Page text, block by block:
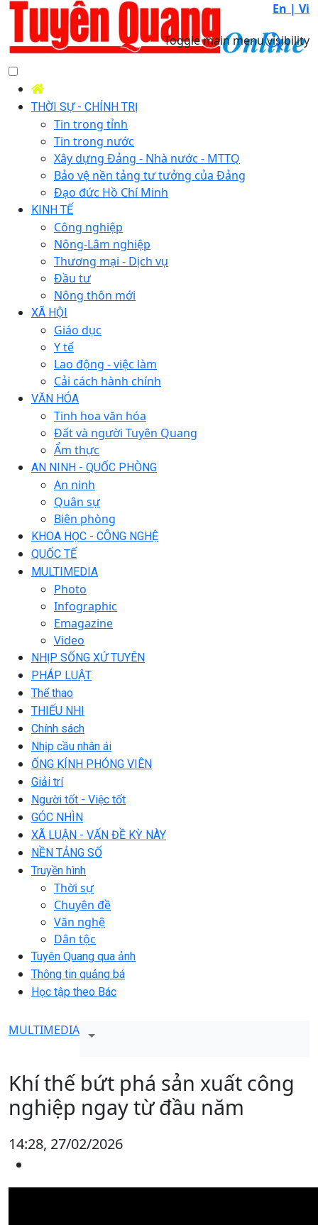
En | Vi
Toggle main menu visibility
THỜI SỰ - CHÍNH TRỊ
Tin trong tỉnh
Tin trong nước
Xây dựng Đảng - Nhà nước - MTTQ
Bảo vệ nền tảng tư tưởng của Đảng
Đạo đức Hồ Chí Minh
KINH TẾ
Công nghiệp
Nông-Lâm nghiệp
Thương mại - Dịch vụ
Đầu tư
Nông thôn mới
XÃ HỘI
Giáo dục
Y tế
Lao động - việc làm
Cải cách hành chính
VĂN HÓA
Tinh hoa văn hóa
Đất và người Tuyên Quang
Ẩm thực
AN NINH - QUỐC PHÒNG
An ninh
Quân sự
Biên phòng
KHOA HỌC - CÔNG NGHỆ
QUỐC TẾ
MULTIMEDIA
Photo
Infographic
Emagazine
Video
NHỊP SỐNG XỨ TUYÊN
PHÁP LUẬT
Thể thao
THIẾU NHI
Chính sách
Nhịp cầu nhân ái
ỐNG KÍNH PHÓNG VIÊN
Giải trí
Người tốt - Việc tốt
GÓC NHÌN
XÃ LUẬN - VẤN ĐỀ KỲ NÀY
NỀN TẢNG SỐ
Truyền hình
Thời sự
Chuyên đề
Văn nghệ
Dân tộc
Tuyên Quang qua ảnh
Thông tin quảng bá
Học tập theo Bác
MULTIMEDIA
Khí thế bứt phá sản xuất công
nghiệp ngay từ đầu năm
14:28, 27/02/2026